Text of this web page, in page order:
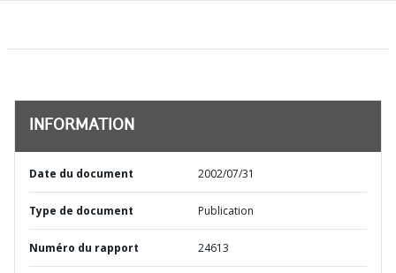
INFORMATION
Date du document 2002/07/31
Type de document Publication
Numéro du rapport 24613